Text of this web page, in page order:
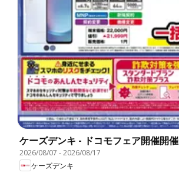
ケーズデンキ - ドコモフェア開催開催
2026/08/07 -2026/08/17
ケーズデンキ